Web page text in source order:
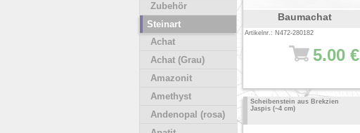
Baumachat
Artikelnr.: N472-280182
5.00 €
Scheibenstein aus Brekzien
Jaspis (~4 cm)
Zubehör
Steinart
Achat
Achat (Grau)
Amazonit
Amethyst
Andenopal (rosa)